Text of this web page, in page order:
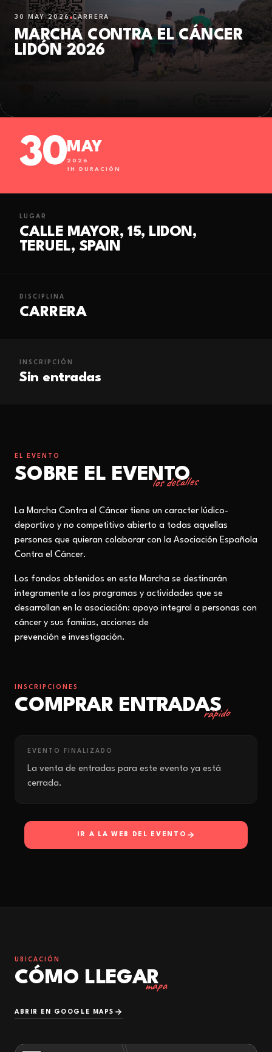
30 MAY 2026 CARRERA
MARCHA CONTRA EL CÁNCER
LIDÓN 2026
30MAY
2026
1H DURACIÓN
LUGAR
CALLE MAYOR, 15, LIDON,
TERUEL, SPAIN
DISCIPLINA
CARRERA
INSCRIPCIÓN
Sin entradas
EL EVENTO
SOBRE EL EVENTO
los detalles
La Marcha Contra el Cáncer tiene un caracter lúdico-
deportivo y no competitivo abierto a todas aquellas
personas que quieran colaborar con la Asociación Española
Contra el Cáncer.
Los fondos obtenidos en esta Marcha se destinarán
integramente a los programas y actividades que se
desarrollan en la asociación: apoyo integral a personas con
cáncer y sus famiias, acciones de
prevención e investigación.
INSCRIPCIONES
COMPRAR ENTRADAS
rápido
EVENTO FINALIZADO
La venta de entradas para este evento ya está
cerrada.
IR A LA WEB DEL EVENTO
UBICACIÓN
CÓMO LLEGAR
mapa
ABRIR EN GOOGLE MAPS